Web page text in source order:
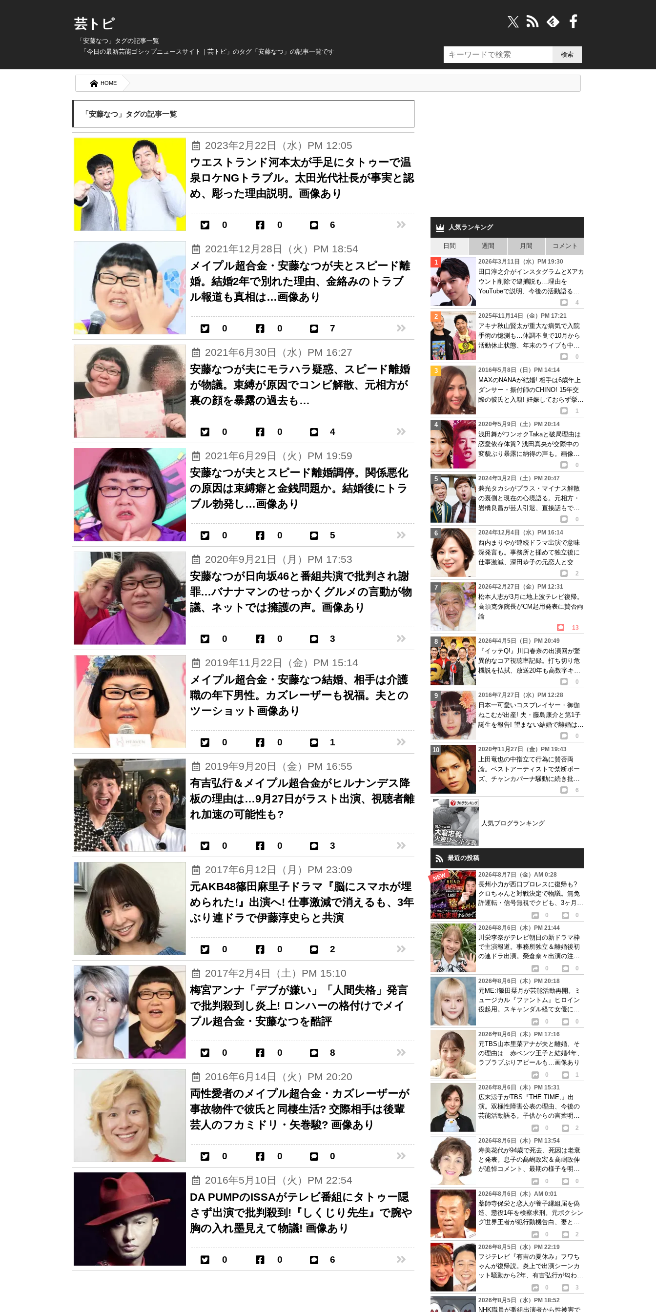
芸トピ
「安藤なつ」タグの記事一覧
「今日の最新芸能ゴシップニュースサイト｜芸トピ」のタグ「安藤なつ」の記事一覧です
HOME
「安藤なつ」タグの記事一覧
2023年2月22日（水）PM 12:05
ウエストランド河本太が手足にタトゥーで温
泉ロケNGトラブル。太田光代社長が事実と認
め、彫った理由説明。画像あり
0 0 6
2021年12月28日（火）PM 18:54
メイプル超合金・安藤なつが夫とスピード離
婚。結婚2年で別れた理由、金絡みのトラブ
ル報道も真相は…画像あり
0 0 7
2021年6月30日（水）PM 16:27
安藤なつが夫にモラハラ疑惑、スピード離婚
が物議。束縛が原因でコンビ解散、元相方が
裏の顔を暴露の過去も…
0 0 4
2021年6月29日（火）PM 19:59
安藤なつが夫とスピード離婚調停。関係悪化
の原因は束縛癖と金銭問題か。結婚後にトラ
ブル勃発し…画像あり
0 0 5
2020年9月21日（月）PM 17:53
安藤なつが日向坂46と番組共演で批判され謝
罪…バナナマンのせっかくグルメの言動が物
議、ネットでは擁護の声。画像あり
0 0 3
2019年11月22日（金）PM 15:14
メイプル超合金・安藤なつ結婚、相手は介護
職の年下男性。カズレーザーも祝福。夫との
ツーショット画像あり
0 0 1
2019年9月20日（金）PM 16:55
有吉弘行＆メイプル超合金がヒルナンデス降
板の理由は…9月27日がラスト出演、視聴者離
れ加速の可能性も?
0 0 3
2017年6月12日（月）PM 23:09
元AKB48篠田麻里子ドラマ『脳にスマホが埋
められた!』出演へ! 仕事激減で消えるも、3年
ぶり連ドラで伊藤淳史らと共演
0 0 2
2017年2月4日（土）PM 15:10
梅宮アンナ「デブが嫌い」「人間失格」発言
で批判殺到し炎上! ロンハーの格付けでメイ
プル超合金・安藤なつを酷評
0 0 8
2016年6月14日（火）PM 20:20
両性愛者のメイプル超合金・カズレーザーが
事故物件で彼氏と同棲生活? 交際相手は後輩
芸人のフカミドリ・矢巻駿? 画像あり
0 0 0
2016年5月10日（火）PM 22:54
DA PUMPのISSAがテレビ番組にタトゥー隠
さず出演で批判殺到!『しくじり先生』で腕や
胸の入れ墨見えて物議! 画像あり
0 0 6
人気ランキング
日間 週間 月間 コメント
2026年3月11日（水）PM 19:30
田口淳之介がインスタグラムとXアカ
ウント削除で逮捕説も…理由を
YouTubeで説明、今後の活動語るも
4
2025年11月14日（金）PM 17:21
アキナ秋山賢太が重大な病気で入院
手術の憶測も…体調不良で10月から
活動休止状態、年末のライブも中止
0
2016年5月8日（日）PM 14:14
MAXのNANAが結婚! 相手は6歳年上
ダンサー・振付師のCHINO! 15年交
際の彼氏と入籍! 妊娠しておらず挙
1
2020年5月9日（土）PM 20:14
浅田舞がワンオクTakaと破局理由は
恋愛依存体質? 浅田真央が交際中の
変貌ぶり暴露に納得の声も。画像あ
0
2024年3月2日（土）PM 20:47
兼光タカシがプラス・マイナス解散
の裏側と現在の心境語る。元相方・
岩橋良昌が芸人引退、直接話もでき
0
2024年12月4日（水）PM 16:14
西内まりやが連続ドラマ出演で意味
深発言も。事務所と揉めて独立後に
仕事激減、深田恭子の元恋人と交際
2
2026年2月27日（金）PM 12:31
松本人志が3月に地上波テレビ復帰。
高須克弥院長がCM起用発表に賛否両
論
13
2026年4月5日（日）PM 20:49
『イッテQ!』川口春奈の出演回が驚
異的なコア視聴率記録。打ち切り危
機説を払拭、放送20年も高数字キー
0
2016年7月27日（水）PM 12:28
日本一可愛いコスプレイヤー・御伽
ねこむが出産! 夫・藤島康介と第1子
誕生を報告! 望まない結婚で離婚は秒
0
2020年11月27日（金）PM 19:43
上田竜也の中指立て行為に賛否両
論。ベストアーティストで禁断ポー
ズ、チャンカパーナ騒動に続き批判
6
人気ブログランキング
最近の投稿
2026年8月7日（金）AM 0:28
長州小力が西口プロレスに復帰も?
クロちゃんと対戦決定で物議。無免
許運転・信号無視でクビも、3ヶ月で
0
0
2026年8月6日（木）PM 21:44
川栄李奈がテレビ朝日の新ドラマ枠
で主演報道。事務所独立＆離婚後初
の連ドラ出演。榮倉奈々出演の注目
0
0
2026年8月6日（木）PM 20:18
元ME:I飯田栞月が芸能活動再開。ミ
ュージカル『ファントム』ヒロイン
役起用。スキャンダル経て女優に転
0
0
2026年8月6日（木）PM 17:16
元TBS山本里菜アナが夫と離婚、そ
の理由は…赤ベンツ王子と結婚4年、
ラブラブぶりアピールも…画像あり
0
1
2026年8月6日（木）PM 15:31
広末涼子がTBS『THE TIME,』出
演。双極性障害公表の理由、今後の
芸能活動語る。子供からの言葉明か
0
2
2026年8月6日（木）PM 13:54
寿美花代が94歳で死去、死因は老衰
と発表。息子の髙嶋政宏＆髙嶋政伸
が追悼コメント、最期の様子を明か
0
0
2026年8月6日（木）AM 0:01
薬師寺保栄と恋人が養子縁組届を偽
造、懲役1年を検察求刑。元ボクシン
グ世界王者が犯行動機告白、妻と離
0
2
2026年8月5日（水）PM 22:19
フジテレビ『有吉の夏休み』フワち
ゃんが復帰説。炎上で出演シーンカ
ット騒動から2年、有吉弘行が匂わせ
0
3
2026年8月5日（水）PM 18:52
NHK職員が番組出演者から性被害で